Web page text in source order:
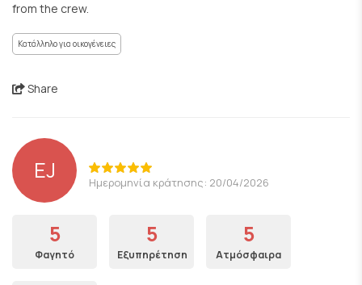
from the crew.
Κατάλληλο για οικογένειες
Share
EJ Ημερομηνία κράτησης: 20/04/2026
5
Φαγητό
5
Εξυπηρέτηση
5
Ατμόσφαιρα